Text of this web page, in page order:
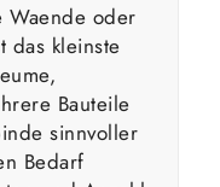
Waende oder
das kleinste
Bauteile
sinnvoller
Bedarf